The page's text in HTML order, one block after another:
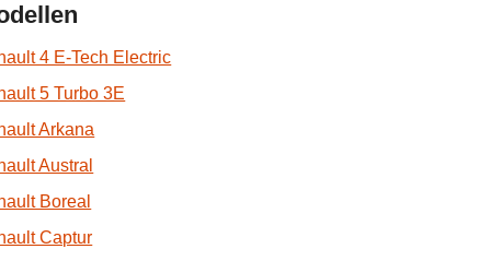
4 E-Tech Electric
5 Turbo 3E
Arkana
Austral
Boreal
Captur